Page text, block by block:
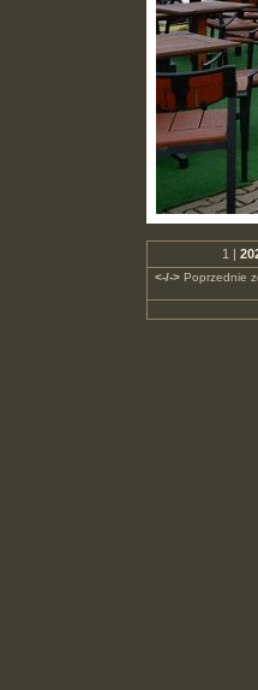
1 |
<-/->Poprzednie